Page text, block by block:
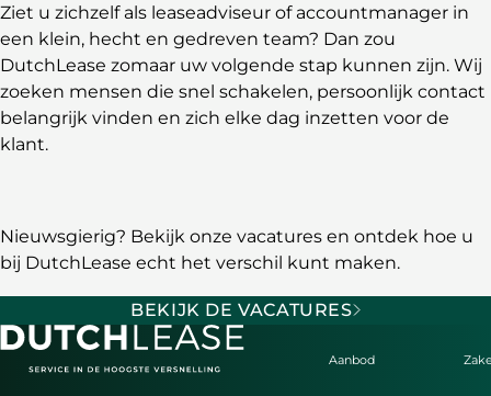
Ziet u zichzelf als leaseadviseur of accountmanager in
een klein, hecht en gedreven team? Dan zou
DutchLease zomaar uw volgende stap kunnen zijn. Wij
zoeken mensen die snel schakelen, persoonlijk contact
belangrijk vinden en zich elke dag inzetten voor de
klant.
Nieuwsgierig? Bekijk onze vacatures en ontdek hoe u
bij DutchLease echt het verschil kunt maken.
BEKIJK DE VACATURES
Aanbod